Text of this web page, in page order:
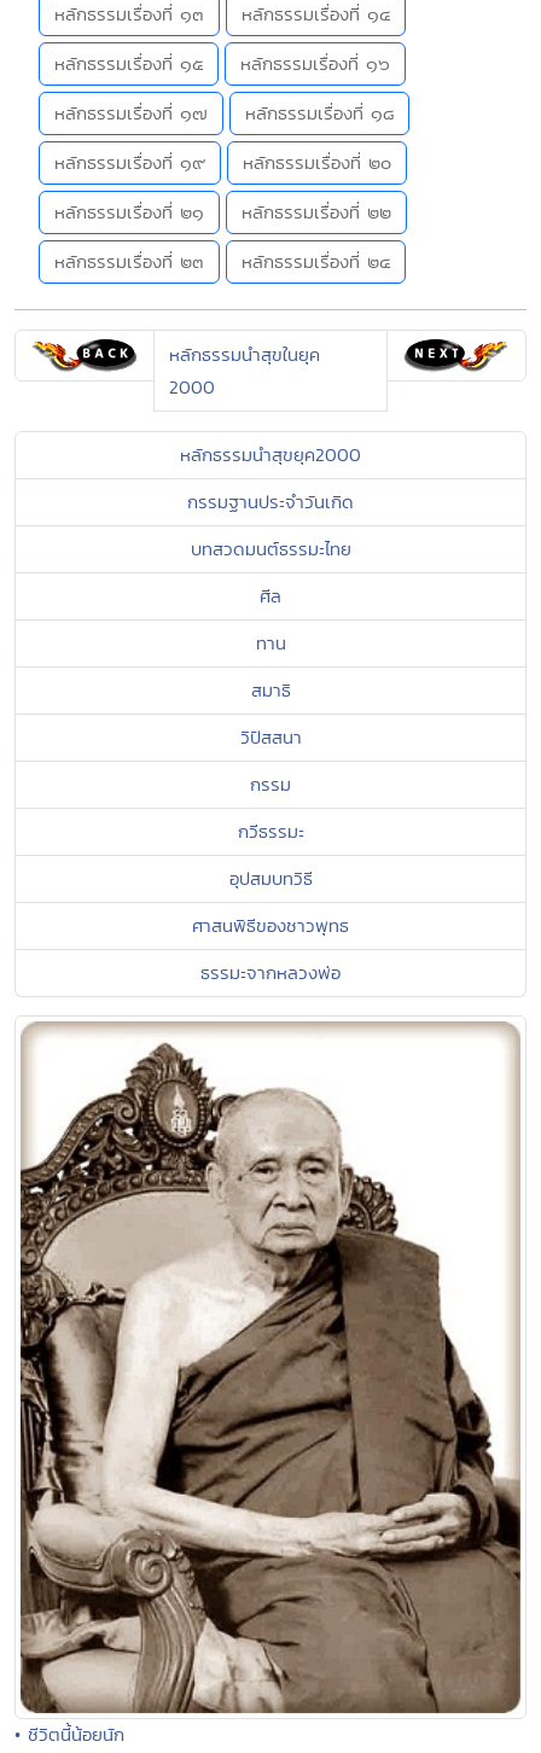
หลักธรรมเรื่องที่ ๑๓
หลักธรรมเรื่องที่ ๑๔
หลักธรรมเรื่องที่ ๑๕
หลักธรรมเรื่องที่ ๑๖
หลักธรรมเรื่องที่ ๑๗
หลักธรรมเรื่องที่ ๑๘
หลักธรรมเรื่องที่ ๑๙
หลักธรรมเรื่องที่ ๒๐
หลักธรรมเรื่องที่ ๒๑
หลักธรรมเรื่องที่ ๒๒
หลักธรรมเรื่องที่ ๒๓
หลักธรรมเรื่องที่ ๒๔
หลักธรรมนำสุขในยุค
2000
หลักธรรมนำสุขยุค2000
กรรมฐานประจำวันเกิด
บทสวดมนต์ธรรมะไทย
ศีล
ทาน
สมาธิ
วิปัสสนา
กรรม
กวีธรรมะ
อุปสมบทวิธี
ศาสนพิธีของชาวพุทธ
ธรรมะจากหลวงพ่อ
• ชีวิตนี้น้อยนัก